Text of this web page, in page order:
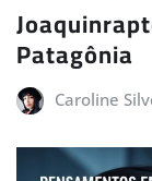
Patagônia
Caroline